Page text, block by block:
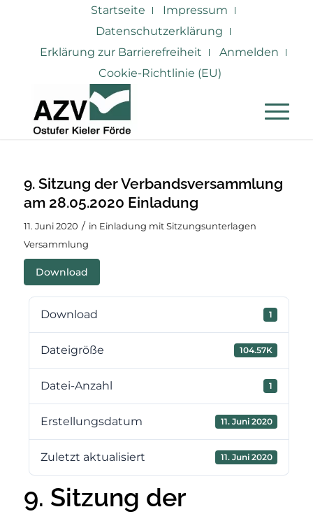
Startseite
Impressum
Datenschutzerklärung
Erklärung zur Barrierefreiheit
Anmelden
Cookie-Richtlinie (EU)
9. Sitzung der Verbandsversammlung
am 28.05.2020 Einladung
11. Juni 2020 / in Einladung mit Sitzungsunterlagen
Versammlung
Download
Download 1
Dateigröße 104.57K
Datei-Anzahl 1
Erstellungsdatum 11. Juni 2020
Zuletzt aktualisiert 11. Juni 2020
9. Sitzung der